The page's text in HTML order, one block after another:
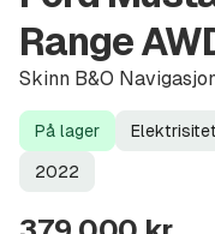
Range
Skinn B&O
Lagerstatus
På lager
Drivstoff
Elektrisitet
Girkasse
Kilometerstand
Modellår
2022